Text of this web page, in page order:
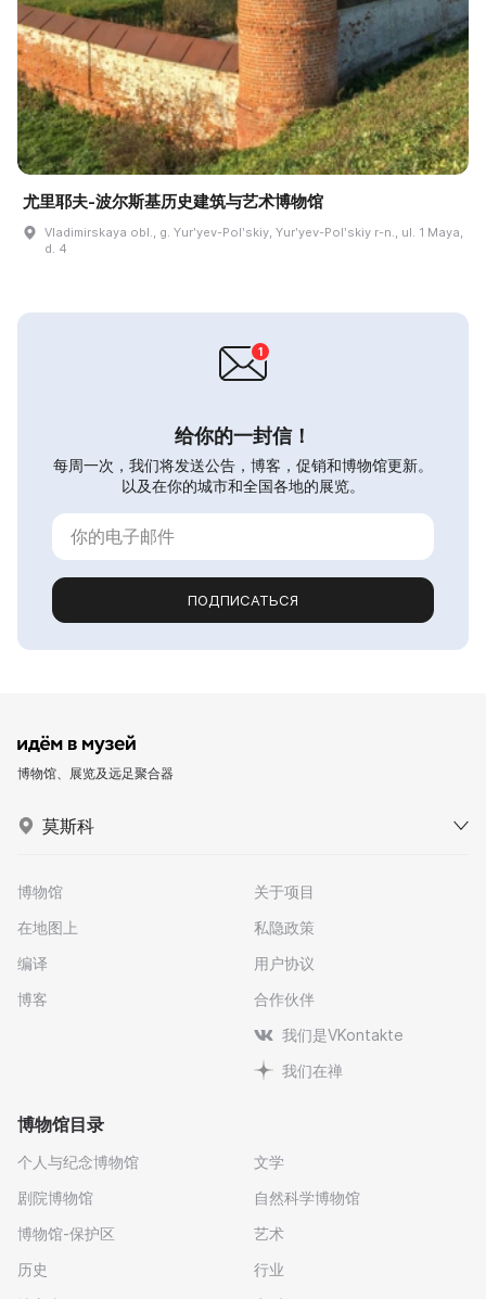
尤里耶夫-波尔斯基历史建筑与艺术博物馆
Vladimirskaya obl., g. Yurʹyev-Polʹskiy, Yurʹyev-Polʹskiy r-n., ul. 1 Maya,
d. 4
给你的一封信！
每周一次，我们将发送公告，博客，促销和博物馆更新。
以及在你的城市和全国各地的展览。
ПОДПИСАТЬСЯ
博物馆、展览及远足聚合器
莫斯科
博物馆
在地图上
编译
博客
关于项目
私隐政策
用户协议
合作伙伴
我们是VKontakte
我们在禅
博物馆目录
个人与纪念博物馆
剧院博物馆
博物馆-保护区
历史
文学
自然科学博物馆
艺术
行业